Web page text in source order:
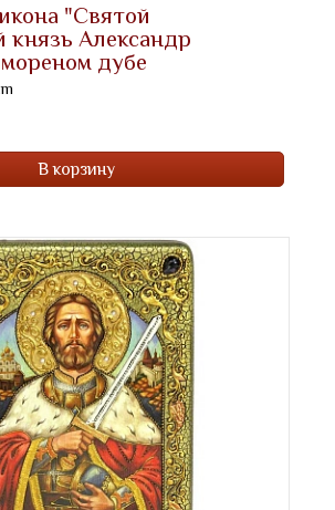
"Святой
князь Александр
дубе
В корзину